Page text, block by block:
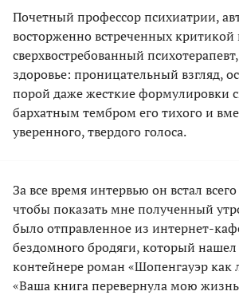
Почетный профессор психиатрии,
восторженно встреченных критикой
сверхвостребованный
здоровье: проницательный взгляд,
порой даже жесткие формулировки
бархатным тембром его тихого и
уверенного, твердого голоса.
За все время интервью он встал
чтобы показать мне полученный
было отправленное из интернет-
бездомного бродяги, который
контейнере роман «Шопенгауэр как
«Ваша книга перевернула мою